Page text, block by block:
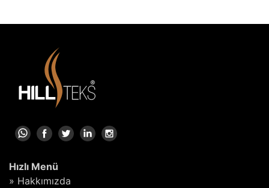
Hızlı Menü
» Hakkımızda